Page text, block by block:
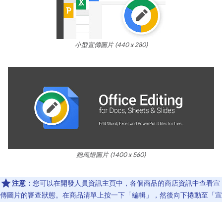
小型宣傳圖片 (440 x 280)
跑馬燈圖片 (1400 x 560)
注意： 您可以在開發人員資訊主頁中，各個商品的商店資訊中查看宣
傳圖片的審查狀態。在商品清單上按一下「編輯」，然後向下捲動至「宣